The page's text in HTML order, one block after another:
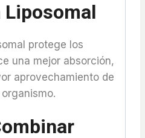
Liposomal
protege los
una mejor absorción,
aprovechamiento de